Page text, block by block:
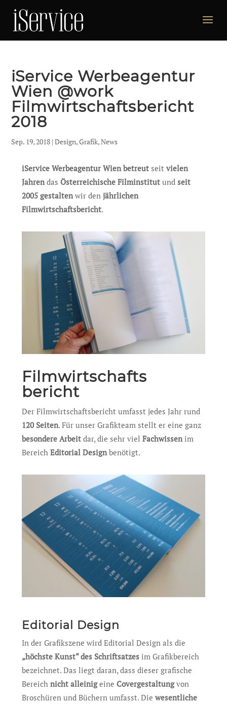
iService Werbeagentur
Wien @work
Filmwirtschaftsbericht
2018
Sep. 19, 2018 |Design,Grafik,News
iService Werbeagentur Wien betreutseit vielen
Jahrendas Österreichische Filminstitutund seit
2005 gestaltenwir denjährlichen
Filmwirtschaftsbericht.
Filmwirtschafts
bericht
Der Filmwirtschaftsbericht umfasst jedes Jahr rund
120 Seiten. Für unser Grafikteam stellt er eine ganz
besondere Arbeitdar, die sehr viel Fachwissenim
Bereich Editorial Designbenötigt.
Editorial Design
In der Grafikszene wird Editorial Design als die
„höchste Kunst“ des Schriftsatzesim Grafikbereich
bezeichnet. Das liegt daran, dass dieser grafische
Bereich nicht alleinigeine Covergestaltungvon
Broschüren und Büchern umfasst. Die wesentliche